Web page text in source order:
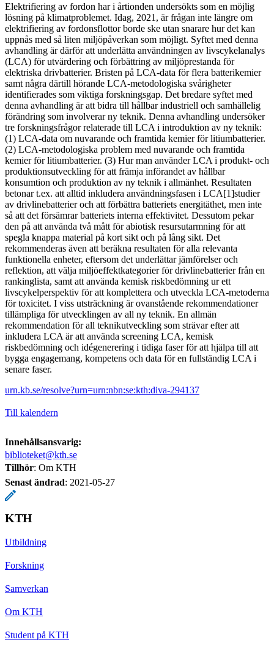
Elektrifiering av fordon har i årtionden undersökts som en möjlig
lösning på klimatproblemet. Idag, 2021, är frågan inte längre om
elektrifiering av fordonsflottor borde ske utan snarare hur det kan
uppnås med så liten miljöpåverkan som möjligt. Syftet med denna
avhandling är därför att underlätta användningen av livscykelanalys
(LCA) för utvärdering och förbättring av miljöprestanda för
elektriska drivbatterier. Bristen på LCA-data för flera batterikemier
samt några därtill hörande LCA-metodologiska svårigheter
identifierades som viktiga forskningsgap. Det bredare syftet med
denna avhandling är att bidra till hållbar industriell och samhällelig
förändring som involverar ny teknik. Denna avhandling undersöker
tre forskningsfrågor relaterade till LCA i introduktion av ny teknik:
(1) LCA-data om nuvarande och framtida kemier för litiumbatterier.
(2) LCA-metodologiska problem med nuvarande och framtida
kemier för litiumbatterier. (3) Hur man använder LCA i produkt- och
produktionsutveckling för att främja införandet av hållbar
konsumtion och produktion av ny teknik i allmänhet. Resultaten
betonar t.ex. att alltid inkludera användningsfasen i LCA[1]studier
av drivlinebatterier och att förbättra batteriets energitäthet, men inte
så att det försämrar batteriets interna effektivitet. Dessutom pekar
den på att använda två mått för abiotisk resursutarmning för att
spegla knappa material på kort sikt och på lång sikt. Det
rekommenderas även att beräkna resultaten för alla relevanta
funktionella enheter, eftersom det underlättar jämförelser och
reflektion, att välja miljöeffektkategorier för drivlinebatterier från en
rankinglista, samt att använda kemisk riskbedömning ur ett
livscykelperspektiv för att komplettera och utveckla LCA-metoderna
för toxicitet. I viss utsträckning är ovanstående rekommendationer
tillämpliga för utvecklingen av all ny teknik. En allmän
rekommendation för all teknikutveckling som strävar efter att
inkludera LCA är att använda screening LCA, kemisk
riskbedömning och idégenerering i tidiga faser för att hjälpa till att
bygga engagemang, kompetens och data för en fullständig LCA i
senare faser.
urn.kb.se/resolve?urn=urn:nbn:se:kth:diva-294137
Till kalendern
Innehållsansvarig:
biblioteket@kth.se
Tillhör: Om KTH
Senast ändrad: 2021-05-27
KTH
Utbildning
Forskning
Samverkan
Om KTH
Student på KTH